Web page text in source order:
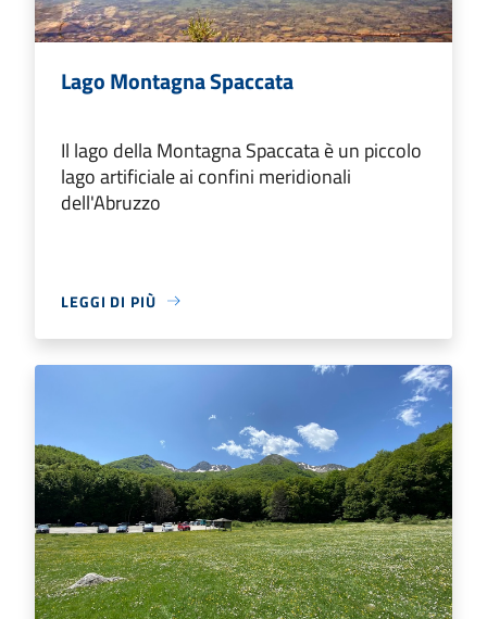
Lago Montagna Spaccata
Il lago della Montagna Spaccata è un piccolo
lago artificiale ai confini meridionali
dell'Abruzzo
LEGGI DI PIÙ